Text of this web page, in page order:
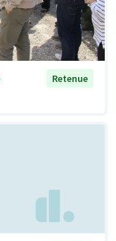
Retenue